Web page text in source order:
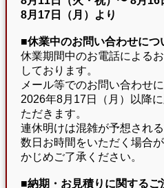
8月17日（月）より
■休業中のお問い合わせにつ
休業期間中のお電話による
しております。
メール等でのお問い合わせ
2026年8月17日（月）以降
ただきます。
連休明けは混雑が予想され
数日お時間をいただく場合
かじめご了承ください。
■納期・お見積りに関するご